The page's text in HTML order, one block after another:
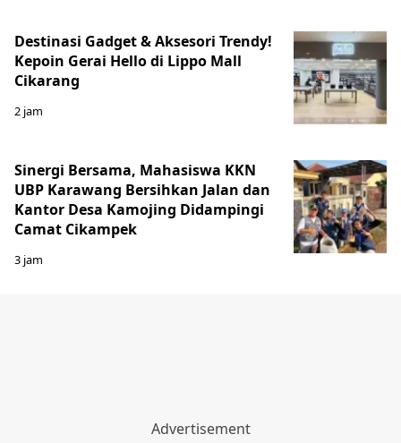
Destinasi Gadget & Aksesori Trendy!
Kepoin Gerai Hello di Lippo Mall
Cikarang
2 jam
Sinergi Bersama, Mahasiswa KKN
UBP Karawang Bersihkan Jalan dan
Kantor Desa Kamojing Didampingi
Camat Cikampek
3 jam